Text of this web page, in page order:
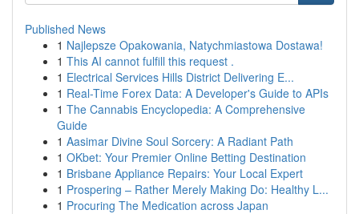
Published News
1 Najlepsze Opakowania, Natychmiastowa Dostawa!
1 This AI cannot fulfill this request .
1 Electrical Services Hills District Delivering E...
1 Real-Time Forex Data: A Developer's Guide to APIs
1 The Cannabis Encyclopedia: A Comprehensive
Guide
1 Aasimar Divine Soul Sorcery: A Radiant Path
1 OKbet: Your Premier Online Betting Destination
1 Brisbane Appliance Repairs: Your Local Expert
1 Prospering – Rather Merely Making Do: Healthy L...
1 Procuring The Medication across Japan